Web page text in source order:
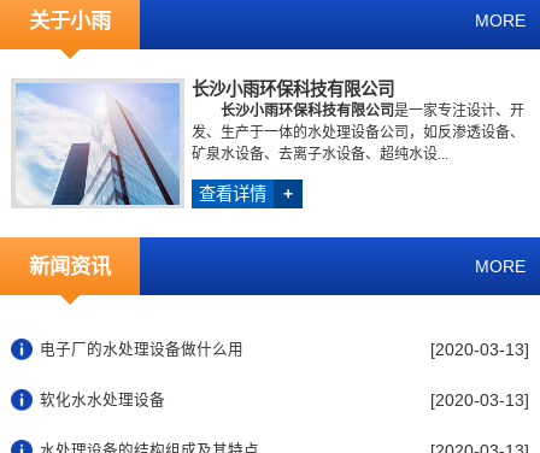
关于小雨 MORE
长沙小雨环保科技有限公司
长沙小雨环保科技有限公司是一家专注设计、开
发、生产于一体的水处理设备公司，如反渗透设备、
矿泉水设备、去离子水设备、超纯水设...
查看详情 +
新闻资讯 MORE
电子厂的水处理设备做什么用 [2020-03-13]
软化水水处理设备 [2020-03-13]